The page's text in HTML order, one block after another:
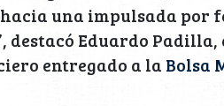
una impulsada por
Eduardo Padilla,
entregado a la Bolsa